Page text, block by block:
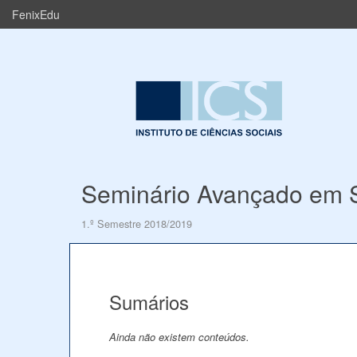
FenixEdu
Seminário Avançado em
1.º Semestre 2018/2019
Sumários
Ainda não existem conteúdos.